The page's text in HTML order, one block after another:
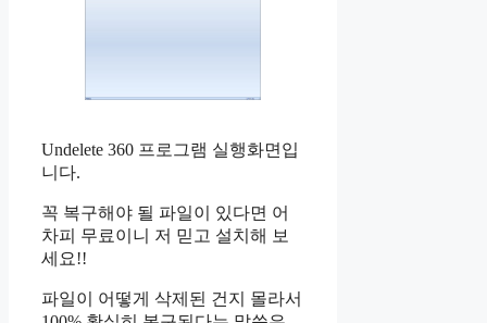
Undelete 360 프로그램 실행화면입
니다.
꼭 복구해야 될 파일이 있다면 어
차피 무료이니 저 믿고 설치해 보
세요!!
파일이 어떻게 삭제된 건지 몰라서